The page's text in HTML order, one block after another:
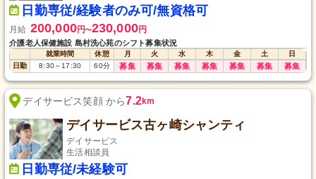
日勤専従/経験者のみ可/無資格可
月給 200,000円〜230,000円
介護老人保健施設 島村洗心苑のシフト募集状況
就業時間 休憩 月 火 水 木 金 土
日
日勤
8:30～17:30 60分 募集 募集 募集 募集 募集 募集 募集
デイサービス笑顔 から7.2km
デイサービス古ヶ崎シャンティ
デイサービス
生活相談員
日勤専従/未経験可